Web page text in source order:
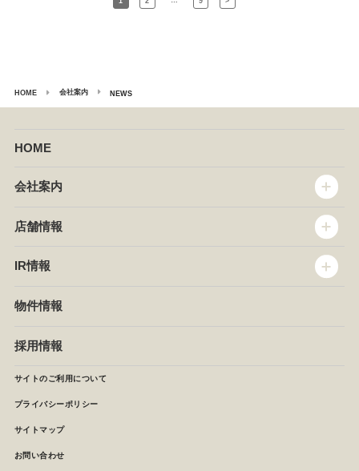
HOME 会社案内 NEWS
HOME
会社案内
企業情報
セントラルキッチン
NEWS
店舗情報
椿屋珈琲
イタリアンダイニングDONA
店舗検索
IR情報
IRニュース
月次報告
決算短信
株主の皆様へ
よくあるご質問 (株主優待制度)
物件情報
採用情報
サイトのご利用について
プライバシーポリシー
サイトマップ
お問い合わせ